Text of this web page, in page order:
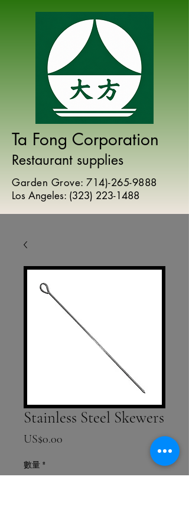
Ta Fong Corporation
Restaurant supplies
Garden Grove:714)-265-9888
Los Angeles: (323) 223-1488
Stainless Steel Skewers
US$0.00
數量*